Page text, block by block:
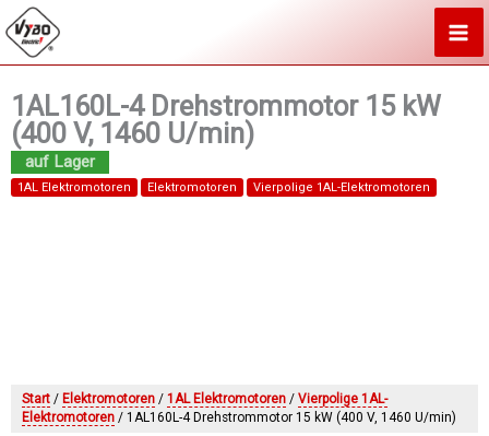
Zum
Inhalt
1AL160L-4 Drehstrommotor 15 kW
(400 V, 1460 U/min)
1AL Elektromotoren Elektromotoren Vierpolige 1AL-Elektromotoren
Start / Elektromotoren / 1AL Elektromotoren / Vierpolige 1AL-
Elektromotoren / 1AL160L-4 Drehstrommotor 15 kW (400 V, 1460 U/min)